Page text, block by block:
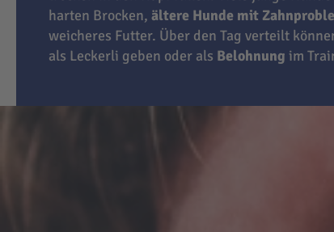
harten Brocken, ältere Hunde mit
weicheres Futter. Über den Tag verteilt
als Leckerli geben oder als Belohnung im